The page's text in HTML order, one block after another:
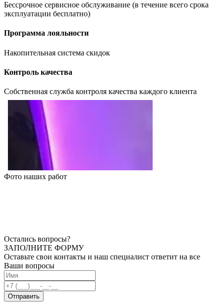
Бессрочное сервисное обслуживание (в течение всего срока
эксплуатации бесплатно)
Программа лояльности
Накопительная система скидок
Контроль качества
Собственная служба контроля качества каждого клиента
Фото наших работ
Остались вопросы?
ЗАПОЛНИТЕ ФОРМУ
Оставьте свои контакты и наш специалист ответит на все
Ваши вопросы